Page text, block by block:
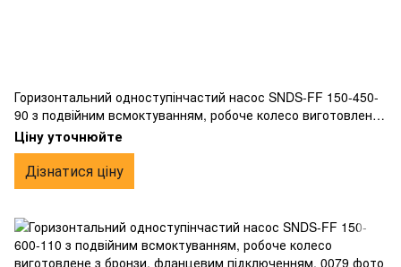
Горизонтальний одноступінчастий насос SNDS-FF 150-450-
90 з подвійним всмоктуванням, робоче колесо виготовлене
з бронзи, фланцевим підключенням.
Ціну уточнюйте
Дізнатися ціну